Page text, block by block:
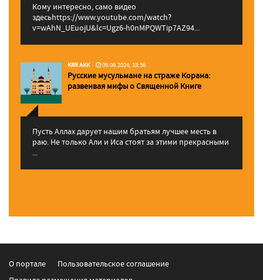
Кому интересно, само видео
здесьhttps://www.youtube.com/watch?
v=wAhN_UEuojU&lc=Ugz6-h0nMPQWTip7AZ94...
KRR AKK 09.06.2024, 18:56
Русские мусульмане на страже Корана:
pазвеивая мифы о Священной Книге
Пусть Аллах дарует нашим братьям лучшее месть в
раю. Не только Али и Иса стоят за этими прекрасными
...
О портале
Пользовательское соглашение